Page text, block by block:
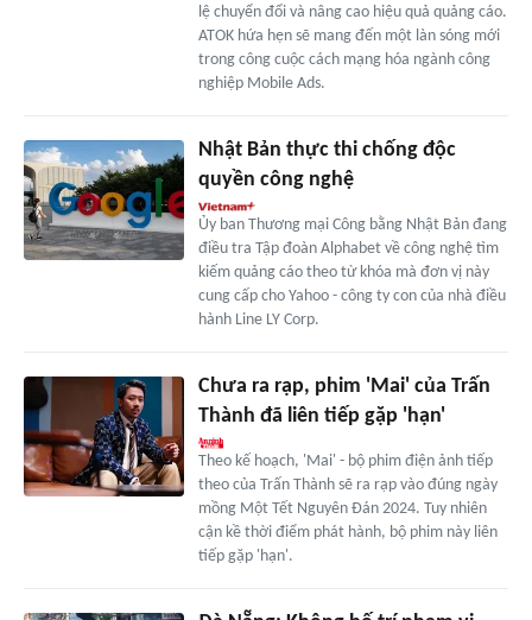
lệ chuyển đổi và nâng cao hiệu quả quảng cáo.
ATOK hứa hẹn sẽ mang đến một làn sóng mới
trong công cuộc cách mạng hóa ngành công
nghiệp Mobile Ads.
Nhật Bản thực thi chống độc
quyền công nghệ
Ủy ban Thương mại Công bằng Nhật Bản đang
điều tra Tập đoàn Alphabet về công nghệ tìm
kiếm quảng cáo theo từ khóa mà đơn vị này
cung cấp cho Yahoo - công ty con của nhà điều
hành Line LY Corp.
Chưa ra rạp, phim 'Mai' của Trấn
Thành đã liên tiếp gặp 'hạn'
Theo kế hoạch, 'Mai' - bộ phim điện ảnh tiếp
theo của Trấn Thành sẽ ra rạp vào đúng ngày
mồng Một Tết Nguyên Đán 2024. Tuy nhiên
cận kề thời điểm phát hành, bộ phim này liên
tiếp gặp 'hạn'.